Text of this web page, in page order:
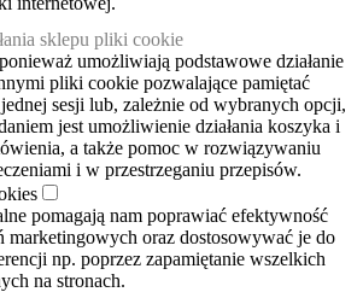
sklepu pliki cookie
umożliwiają podstawowe działanie
pliki cookie pozwalające pamiętać
sesji lub, zależnie od wybranych opcji,
jest umożliwienie działania koszyka i
a także pomoc w rozwiązywaniu
i w przestrzeganiu przepisów.
pomagają nam poprawiać efektywność
marketingowych oraz dostosowywać je do
np. poprzez zapamiętanie wszelkich
na stronach.